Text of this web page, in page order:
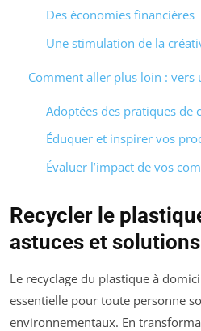
Des économies financières
Une stimulation de la
Comment aller plus loin : vers
Adoptées des pratiques
Éduquer et inspirer vos
Évaluer l’impact de vos
Recycler le
astuces et
Le recyclage du plastique à
essentielle pour toute personne
environnementaux. En